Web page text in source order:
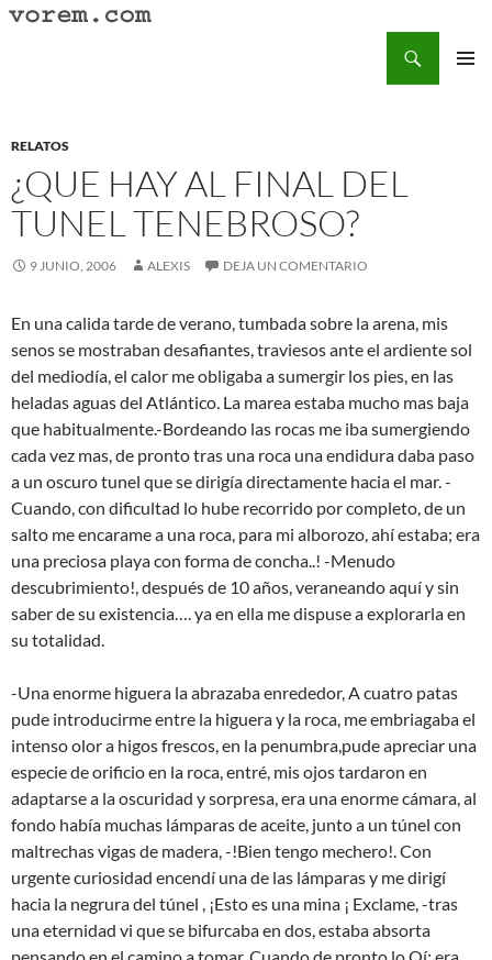
Saltar
RELATOS
¿QUE HAY AL FINAL DEL
TUNEL TENEBROSO?
9 JUNIO, 2006 ALEXIS DEJA UN COMENTARIO
En una calida tarde de verano, tumbada sobre la arena, mis
senos se mostraban desafiantes, traviesos ante el ardiente sol
del mediodía, el calor me obligaba a sumergir los pies, en las
heladas aguas del Atlántico. La marea estaba mucho mas baja
que habitualmente.-Bordeando las rocas me iba sumergiendo
cada vez mas, de pronto tras una roca una endidura daba paso
a un oscuro tunel que se dirigía directamente hacia el mar. -
Cuando, con dificultad lo hube recorrido por completo, de un
salto me encarame a una roca, para mi alborozo, ahí estaba; era
una preciosa playa con forma de concha..! -Menudo
descubrimiento!, después de 10 años, veraneando aquí y sin
saber de su existencia…. ya en ella me dispuse a explorarla en
su totalidad.
-Una enorme higuera la abrazaba enrededor, A cuatro patas
pude introducirme entre la higuera y la roca, me embriagaba el
intenso olor a higos frescos, en la penumbra,pude apreciar una
especie de orificio en la roca, entré, mis ojos tardaron en
adaptarse a la oscuridad y sorpresa, era una enorme cámara, al
fondo había muchas lámparas de aceite, junto a un túnel con
maltrechas vigas de madera, -!Bien tengo mechero!. Con
urgente curiosidad encendí una de las lámparas y me dirigí
hacia la negrura del túnel , ¡Esto es una mina ¡ Exclame, -tras
una eternidad vi que se bifurcaba en dos, estaba absorta